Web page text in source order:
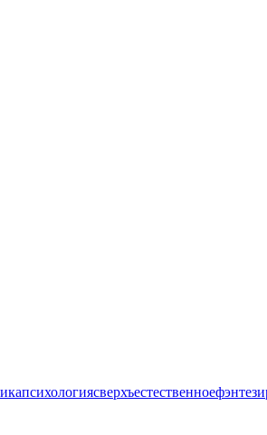
психологиясверхъестественноефэнтези